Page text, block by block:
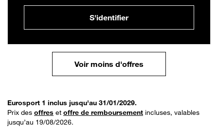
S'identifier
Voir moins d'offres
Eurosport 1 inclus jusqu'au 31/01/2029.
Prix des offres et offre de remboursement incluses, valables
jusqu’au 19/08/2026.